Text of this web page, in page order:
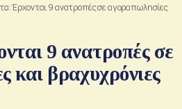
Έρχονται 9 ανατροπές σε αγοραπωλησίες
9 ανατροπές σε
και βραχυχρόνιες